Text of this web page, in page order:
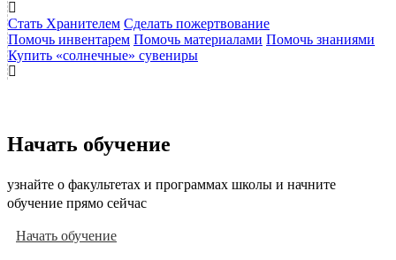
Стать Хранителем Сделать пожертвование
Помочь инвентарем Помочь материалами Помочь знаниями
Купить «солнечные» сувениры
Начать обучение
узнайте о факультетах и программах школы и начните
обучение прямо сейчас
Начать обучение